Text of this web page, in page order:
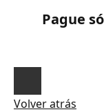
Pague
Volver atrás